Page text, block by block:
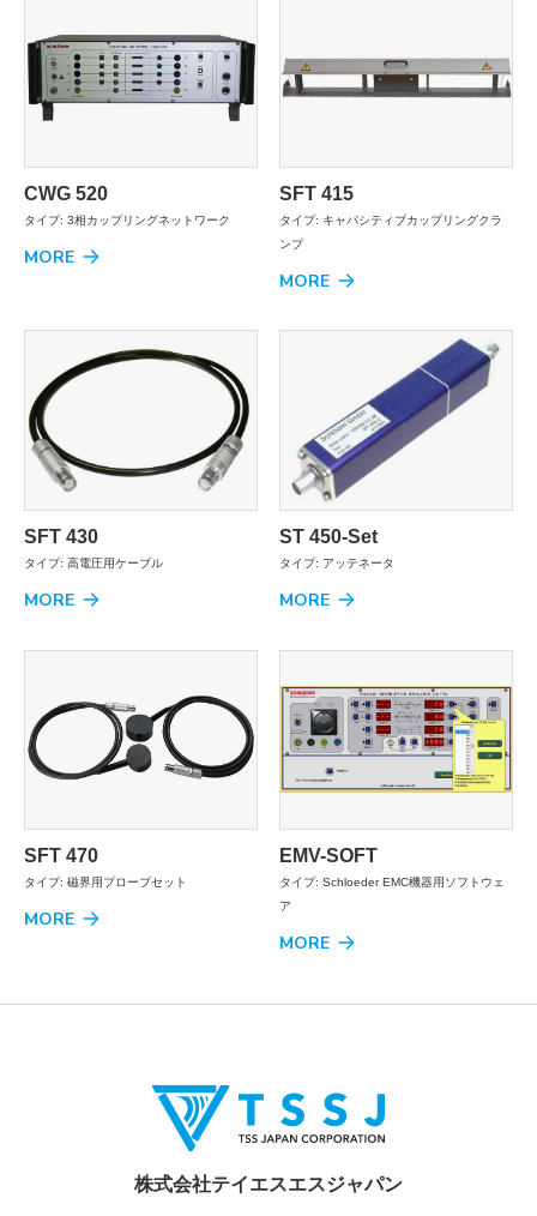
CWG 520
タイプ: 3相カップリングネットワーク
MORE
SFT 415
タイプ: キャパシティブカップリングクラ
ンプ
MORE
SFT 430
タイプ: 高電圧用ケーブル
MORE
ST 450-Set
タイプ: アッテネータ
MORE
SFT 470
タイプ: 磁界用プローブセット
MORE
EMV-SOFT
タイプ: Schloeder EMC機器用ソフトウェ
ア
MORE
株式会社テイエスエスジャパン